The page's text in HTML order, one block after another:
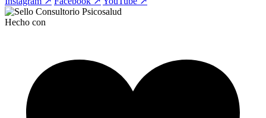
Hecho con